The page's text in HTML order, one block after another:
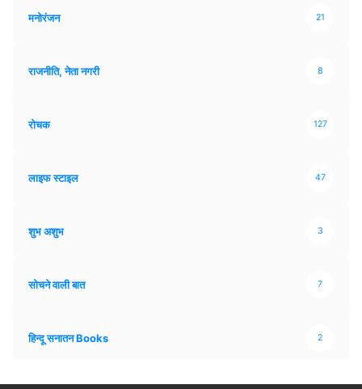
मनोरंजन 21
राजनीति, नेता नगरी 8
रोचक 127
लाइफ स्टाइल 47
शुभ अशुभ 3
सोचने वाली बात 7
हिन्दू सनातन Books 2